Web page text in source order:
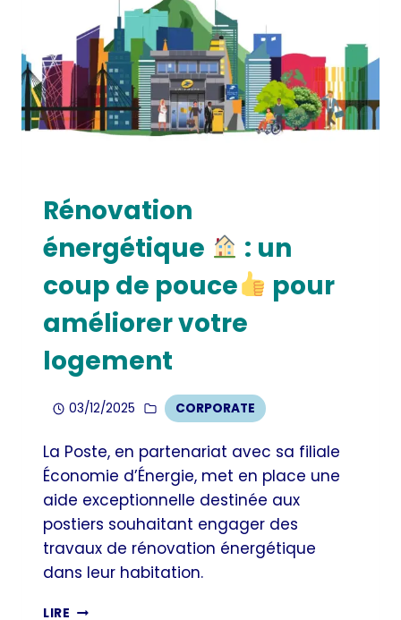
Rénovation
énergétique
: un
coup de pouce
pour
améliorer votre
logement
03/12/2025 CORPORATE
La Poste, en partenariat avec sa filiale
Économie d’Énergie, met en place une
aide exceptionnelle destinée aux
postiers souhaitant engager des
travaux de rénovation énergétique
dans leur habitation.
LIRE RÉNOVATION